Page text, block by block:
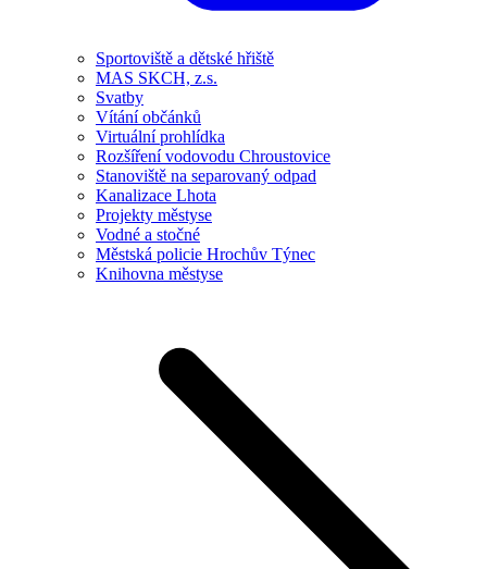
Sportoviště a dětské hřiště
MAS SKCH, z.s.
Svatby
Vítání občánků
Virtuální prohlídka
Rozšíření vodovodu Chroustovice
Stanoviště na separovaný odpad
Kanalizace Lhota
Projekty městyse
Vodné a stočné
Městská policie Hrochův Týnec
Knihovna městyse